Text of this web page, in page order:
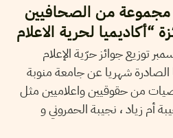
مجموعة من الصحافيين
“أكاديميا لحرية الاعلام
يوم السبت 8 ديسمبر توزيع جوائز حرّية الإعلام
الصادرة شهريا عن جامعة منوبة
من حقوقيين واعلاميين مثل
أم زياد ، نجيبة الحمروني و